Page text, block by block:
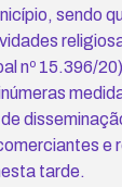
sendo
nº 15.396/
e
tarde.